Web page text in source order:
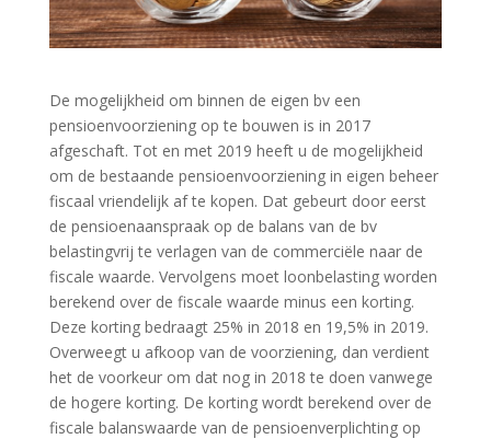
De mogelijkheid om binnen de eigen bv een
pensioenvoorziening op te bouwen is in 2017
afgeschaft. Tot en met 2019 heeft u de mogelijkheid
om de bestaande pensioenvoorziening in eigen beheer
fiscaal vriendelijk af te kopen. Dat gebeurt door eerst
de pensioenaanspraak op de balans van de bv
belastingvrij te verlagen van de commerciële naar de
fiscale waarde. Vervolgens moet loonbelasting worden
berekend over de fiscale waarde minus een korting.
Deze korting bedraagt 25% in 2018 en 19,5% in 2019.
Overweegt u afkoop van de voorziening, dan verdient
het de voorkeur om dat nog in 2018 te doen vanwege
de hogere korting. De korting wordt berekend over de
fiscale balanswaarde van de pensioenverplichting op